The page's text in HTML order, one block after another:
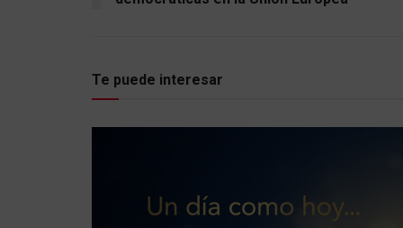
Te puede interesar